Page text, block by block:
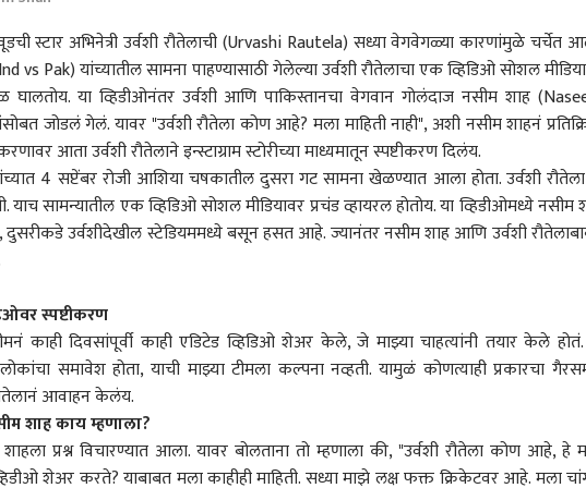
स्टार अभिनेत्री उर्वशी रौतेलाची (Urvashi Rautela) सध्या वेगवेगळ्या कारणांमुळे चर्चेत
vs Pak) यांच्यातील सामना पाहण्यासाठी गेलेल्या उर्वशी रौतेलाचा एक व्हिडिओ सोशल
या व्हिडीओनंतर उर्वशी आणि पाकिस्तानचा वेगवान गोलंदाज नसीम शाह
जोडलं गेलं. यावर "उर्वशी रौतेला कोण आहे? मला माहिती नाही", अशी नसीम शाहनं
आता उर्वशी रौतेलाने इन्स्टाग्राम स्टोरीच्या माध्यमातून स्पष्टीकरण दिलंय.
4 सप्टेंबर रोजी आशिया चषकातील दुसरा गट सामना खेळण्यात आला होता. उर्वशी
याच सामन्यातील एक व्हिडिओ सोशल मीडियावर प्रचंड व्हायरल होतोय. या व्हिडीओमध्ये नसीम
उर्वशीदेखील स्टेडियममध्ये बसून हसत आहे. ज्यानंतर नसीम शाह आणि उर्वशी
स्पष्टीकरण
काही दिवसांपूर्वी काही एडिटेड व्हिडिओ शेअर केले, जे माझ्या चाहत्यांनी तयार केले
समावेश होता, याची माझ्या टीमला कल्पना नव्हती. यामुळं कोणत्याही प्रकारचा
आवाहन केलंय.
शाह काय म्हणाला?
शाहला प्रश्न विचारण्यात आला. यावर बोलताना तो म्हणाला की, "उर्वशी रौतेला कोण आहे, हे
शेअर करते? याबाबत मला काहीही माहिती. सध्या माझे लक्ष फक्त क्रिकेटवर आहे. मला
पर्सनल कॉर्नर
टॉप आर्टिकल
रत्नागिरी राजकारण राजकारण